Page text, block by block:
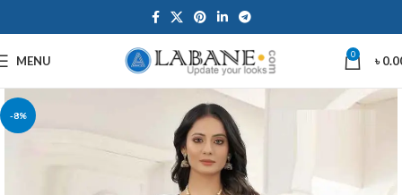
MENU 0 ৳
-8%